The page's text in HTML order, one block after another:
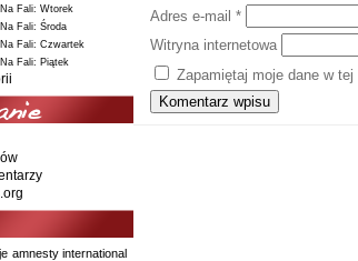
Na Fali: Wtorek
Na Fali: Środa
Na Fali: Czwartek
Na Fali: Piątek
amnesty international
Adres e-mail *
Witryna internetowa
Zapamiętaj moje dane w